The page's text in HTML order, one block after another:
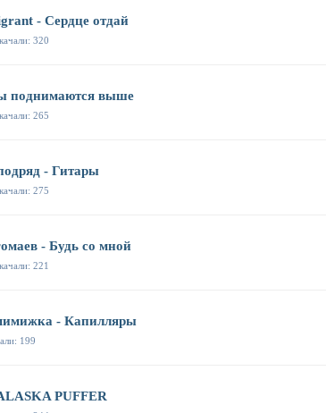
- Сердце отдай
320
поднимаются выше
265
- Гитары
275
- Будь со мной
221
- Капилляры
199
PUFFER